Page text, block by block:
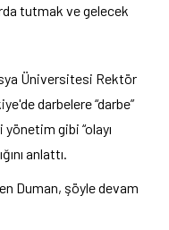
tutmak ve gelecek
Üniversitesi Rektör
darbelere “darbe”
gibi “olayı
anlattı.
Duman, şöyle devam